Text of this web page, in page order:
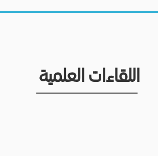
اللقاءات العلمية